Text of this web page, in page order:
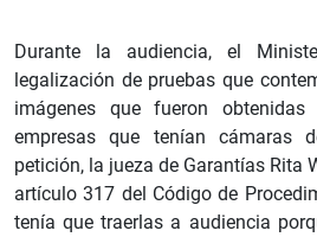
Durante la audiencia, el
legalización de pruebas que
imágenes que fueron
empresas que tenían cámaras
petición, la jueza de Garantías Rita
artículo 317 del Código de
tenía que traerlas a audiencia